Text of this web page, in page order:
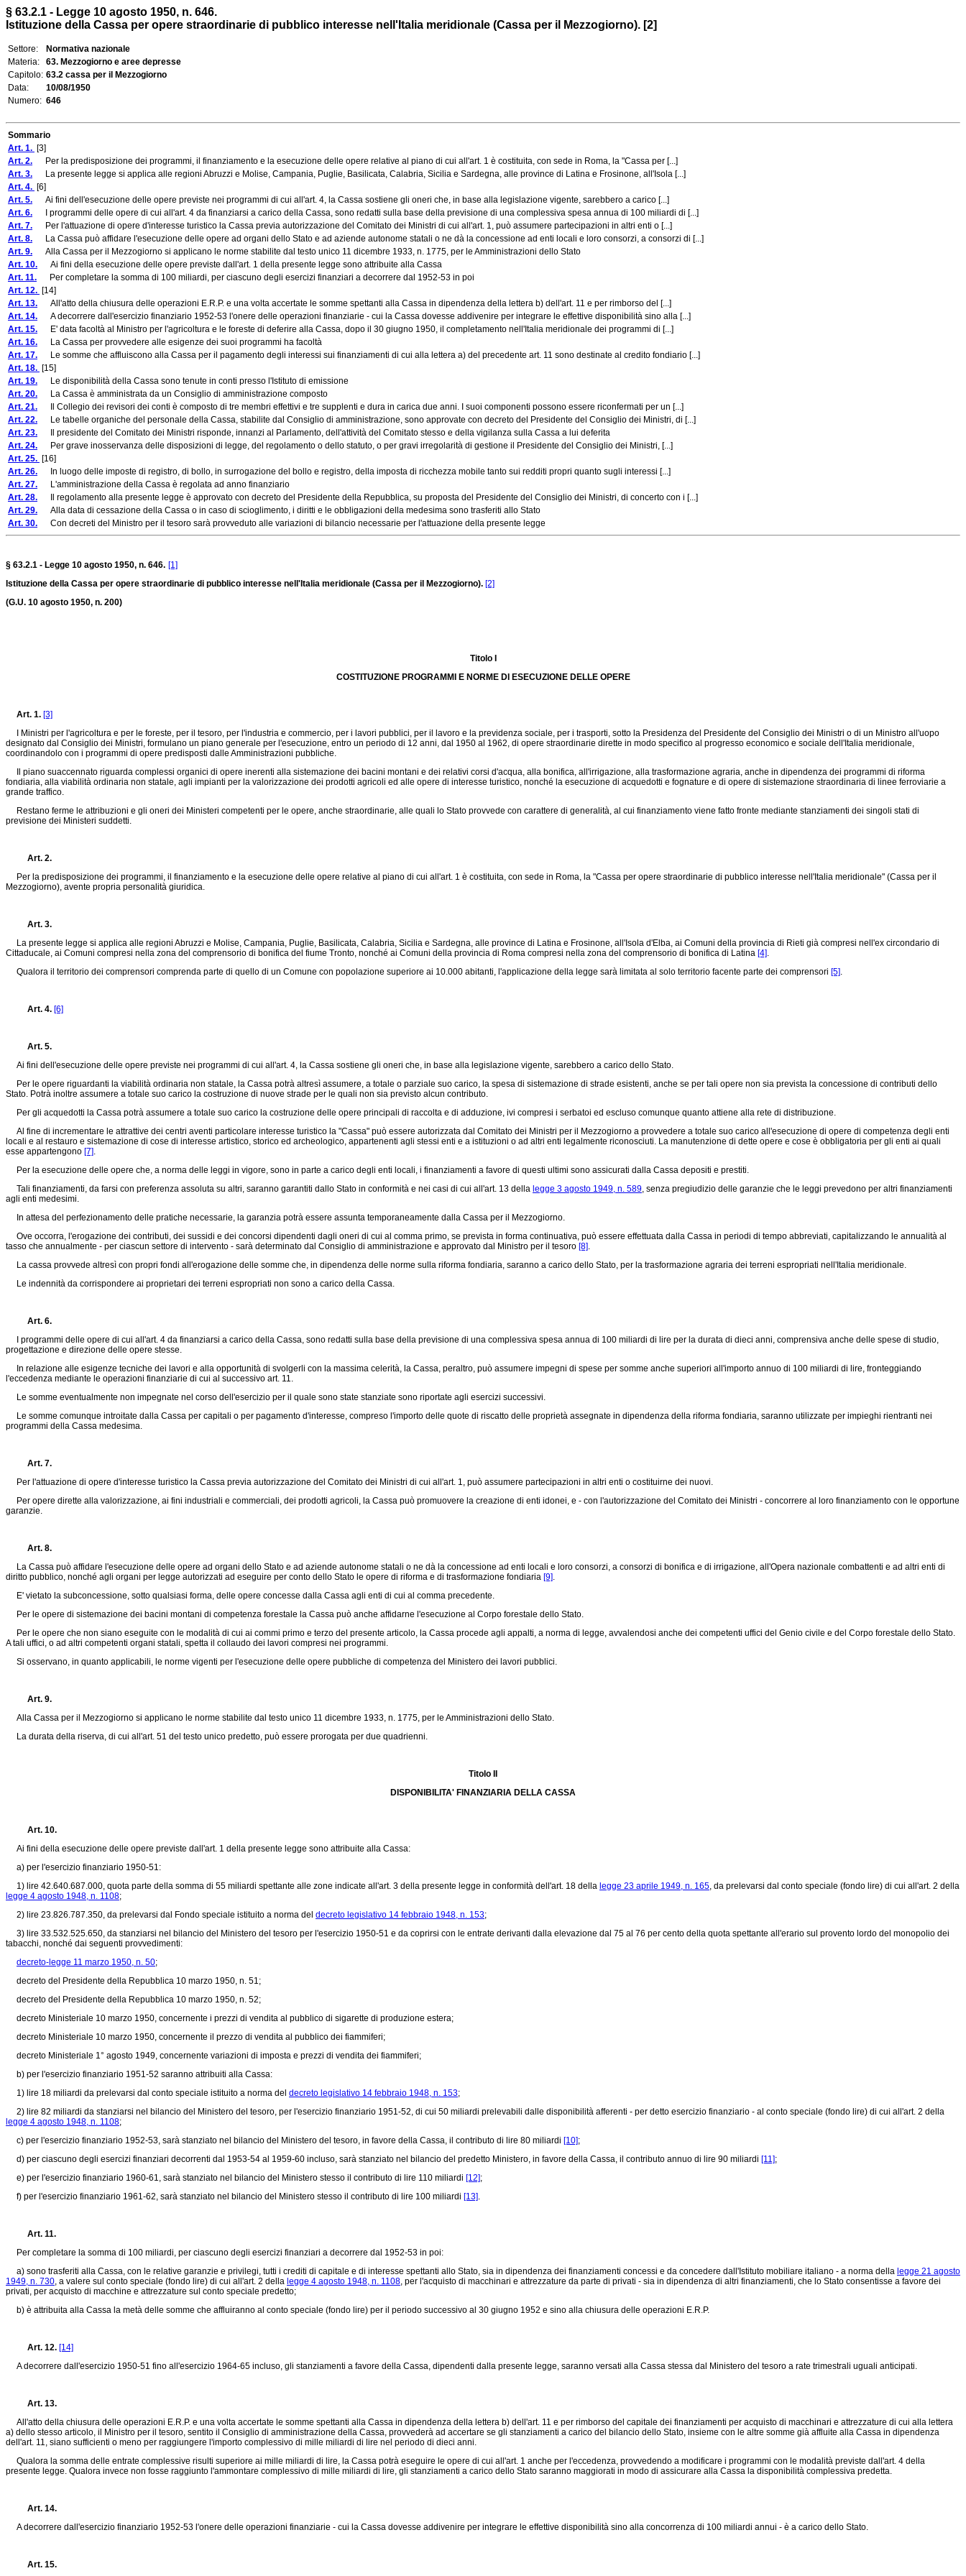
§ 63.2.1 - Legge 10 agosto 1950, n. 646.
Istituzione della Cassa per opere straordinarie di pubblico interesse nell'Italia meridionale (Cassa per il Mezzogiorno). [2]
Settore:
Normativa nazionale
Materia:
63. Mezzogiorno e aree depresse
Capitolo: 63.2 cassa per il Mezzogiorno
Data:
10/08/1950
Numero: 646
Sommario
Art. 1. [3]
Art. 2. Per la predisposizione dei programmi, il finanziamento e la esecuzione delle opere relative al piano di cui all'art. 1 è costituita, con sede in Roma, la "Cassa per [...]
Art. 3. La presente legge si applica alle regioni Abruzzi e Molise, Campania, Puglie, Basilicata, Calabria, Sicilia e Sardegna, alle province di Latina e Frosinone, all'Isola [...]
Art. 4. [6]
Art. 5. Ai fini dell'esecuzione delle opere previste nei programmi di cui all'art. 4, la Cassa sostiene gli oneri che, in base alla legislazione vigente, sarebbero a carico [...]
Art. 6. I programmi delle opere di cui all'art. 4 da finanziarsi a carico della Cassa, sono redatti sulla base della previsione di una complessiva spesa annua di 100 miliardi di [...]
Art. 7. Per l'attuazione di opere d'interesse turistico la Cassa previa autorizzazione del Comitato dei Ministri di cui all'art. 1, può assumere partecipazioni in altri enti o [...]
Art. 8. La Cassa può affidare l'esecuzione delle opere ad organi dello Stato e ad aziende autonome statali o ne dà la concessione ad enti locali e loro consorzi, a consorzi di [...]
Art. 9. Alla Cassa per il Mezzogiorno si applicano le norme stabilite dal testo unico 11 dicembre 1933, n. 1775, per le Amministrazioni dello Stato
Art. 10. Ai fini della esecuzione delle opere previste dall'art. 1 della presente legge sono attribuite alla Cassa
Art. 11. Per completare la somma di 100 miliardi, per ciascuno degli esercizi finanziari a decorrere dal 1952-53 in poi
Art. 12. [14]
Art. 13. All'atto della chiusura delle operazioni E.R.P. e una volta accertate le somme spettanti alla Cassa in dipendenza della lettera b) dell'art. 11 e per rimborso del [...]
Art. 14. A decorrere dall'esercizio finanziario 1952-53 l'onere delle operazioni finanziarie - cui la Cassa dovesse addivenire per integrare le effettive disponibilità sino alla [...]
Art. 15. E' data facoltà al Ministro per l'agricoltura e le foreste di deferire alla Cassa, dopo il 30 giugno 1950, il completamento nell'Italia meridionale dei programmi di [...]
Art. 16. La Cassa per provvedere alle esigenze dei suoi programmi ha facoltà
Art. 17. Le somme che affluiscono alla Cassa per il pagamento degli interessi sui finanziamenti di cui alla lettera a) del precedente art. 11 sono destinate al credito fondiario [...]
Art. 18. [15]
Art. 19. Le disponibilità della Cassa sono tenute in conti presso l'Istituto di emissione
Art. 20. La Cassa è amministrata da un Consiglio di amministrazione composto
Art. 21. Il Collegio dei revisori dei conti è composto di tre membri effettivi e tre supplenti e dura in carica due anni. I suoi componenti possono essere riconfermati per un [...]
Art. 22. Le tabelle organiche del personale della Cassa, stabilite dal Consiglio di amministrazione, sono approvate con decreto del Presidente del Consiglio dei Ministri, di [...]
Art. 23. Il presidente del Comitato dei Ministri risponde, innanzi al Parlamento, dell'attività del Comitato stesso e della vigilanza sulla Cassa a lui deferita
Art. 24. Per grave inosservanza delle disposizioni di legge, del regolamento o dello statuto, o per gravi irregolarità di gestione il Presidente del Consiglio dei Ministri, [...]
Art. 25. [16]
Art. 26. In luogo delle imposte di registro, di bollo, in surrogazione del bollo e registro, della imposta di ricchezza mobile tanto sui redditi propri quanto sugli interessi [...]
Art. 27. L'amministrazione della Cassa è regolata ad anno finanziario
Art. 28. Il regolamento alla presente legge è approvato con decreto del Presidente della Repubblica, su proposta del Presidente del Consiglio dei Ministri, di concerto con i [...]
Art. 29. Alla data di cessazione della Cassa o in caso di scioglimento, i diritti e le obbligazioni della medesima sono trasferiti allo Stato
Art. 30. Con decreti del Ministro per il tesoro sarà provveduto alle variazioni di bilancio necessarie per l'attuazione della presente legge
§ 63.2.1 - Legge 10 agosto 1950, n. 646. [1]
Istituzione della Cassa per opere straordinarie di pubblico interesse nell'Italia meridionale (Cassa per il Mezzogiorno). [2]
(G.U. 10 agosto 1950, n. 200)
Titolo I
COSTITUZIONE PROGRAMMI E NORME DI ESECUZIONE DELLE OPERE
Art. 1. [3]
I Ministri per l'agricoltura e per le foreste, per il tesoro, per l'industria e commercio, per i lavori pubblici, per il lavoro e la previdenza sociale, per i trasporti, sotto la Presidenza del Presidente del Consiglio dei Ministri o di un Ministro all'uopo
designato dal Consiglio dei Ministri, formulano un piano generale per l'esecuzione, entro un periodo di 12 anni, dal 1950 al 1962, di opere straordinarie dirette in modo specifico al progresso economico e sociale dell'Italia meridionale,
coordinandolo con i programmi di opere predisposti dalle Amministrazioni pubbliche.
Il piano suaccennato riguarda complessi organici di opere inerenti alla sistemazione dei bacini montani e dei relativi corsi d'acqua, alla bonifica, all'irrigazione, alla trasformazione agraria, anche in dipendenza dei programmi di riforma
fondiaria, alla viabilità ordinaria non statale, agli impianti per la valorizzazione dei prodotti agricoli ed alle opere di interesse turistico, nonché la esecuzione di acquedotti e fognature e di opere di sistemazione straordinaria di linee ferroviarie a
grande traffico.
Restano ferme le attribuzioni e gli oneri dei Ministeri competenti per le opere, anche straordinarie, alle quali lo Stato provvede con carattere di generalità, al cui finanziamento viene fatto fronte mediante stanziamenti dei singoli stati di
previsione dei Ministeri suddetti.
Art. 2.
Per la predisposizione dei programmi, il finanziamento e la esecuzione delle opere relative al piano di cui all'art. 1 è costituita, con sede in Roma, la "Cassa per opere straordinarie di pubblico interesse nell'Italia meridionale" (Cassa per il
Mezzogiorno), avente propria personalità giuridica.
Art. 3.
La presente legge si applica alle regioni Abruzzi e Molise, Campania, Puglie, Basilicata, Calabria, Sicilia e Sardegna, alle province di Latina e Frosinone, all'Isola d'Elba, ai Comuni della provincia di Rieti già compresi nell'ex circondario di
Cittaducale, ai Comuni compresi nella zona del comprensorio di bonifica del fiume Tronto, nonché ai Comuni della provincia di Roma compresi nella zona del comprensorio di bonifica di Latina [4].
Qualora il territorio dei comprensori comprenda parte di quello di un Comune con popolazione superiore ai 10.000 abitanti, l'applicazione della legge sarà limitata al solo territorio facente parte dei comprensori [5].
Art. 4. [6]
Art. 5.
Ai fini dell'esecuzione delle opere previste nei programmi di cui all'art. 4, la Cassa sostiene gli oneri che, in base alla legislazione vigente, sarebbero a carico dello Stato.
Per le opere riguardanti la viabilità ordinaria non statale, la Cassa potrà altresì assumere, a totale o parziale suo carico, la spesa di sistemazione di strade esistenti, anche se per tali opere non sia prevista la concessione di contributi dello
Stato. Potrà inoltre assumere a totale suo carico la costruzione di nuove strade per le quali non sia previsto alcun contributo.
Per gli acquedotti la Cassa potrà assumere a totale suo carico la costruzione delle opere principali di raccolta e di adduzione, ivi compresi i serbatoi ed escluso comunque quanto attiene alla rete di distribuzione.
Al fine di incrementare le attrattive dei centri aventi particolare interesse turistico la "Cassa" può essere autorizzata dal Comitato dei Ministri per il Mezzogiorno a provvedere a totale suo carico all'esecuzione di opere di competenza degli enti
locali e al restauro e sistemazione di cose di interesse artistico, storico ed archeologico, appartenenti agli stessi enti e a istituzioni o ad altri enti legalmente riconosciuti. La manutenzione di dette opere e cose è obbligatoria per gli enti ai quali
esse appartengono [7].
Per la esecuzione delle opere che, a norma delle leggi in vigore, sono in parte a carico degli enti locali, i finanziamenti a favore di questi ultimi sono assicurati dalla Cassa depositi e prestiti.
Tali finanziamenti, da farsi con preferenza assoluta su altri, saranno garantiti dallo Stato in conformità e nei casi di cui all'art. 13 della legge 3 agosto 1949, n. 589, senza pregiudizio delle garanzie che le leggi prevedono per altri finanziamenti
agli enti medesimi.
In attesa del perfezionamento delle pratiche necessarie, la garanzia potrà essere assunta temporaneamente dalla Cassa per il Mezzogiorno.
Ove occorra, l'erogazione dei contributi, dei sussidi e dei concorsi dipendenti dagli oneri di cui al comma primo, se prevista in forma continuativa, può essere effettuata dalla Cassa in periodi di tempo abbreviati, capitalizzando le annualità al
tasso che annualmente - per ciascun settore di intervento - sarà determinato dal Consiglio di amministrazione e approvato dal Ministro per il tesoro [8].
La cassa provvede altresì con propri fondi all'erogazione delle somme che, in dipendenza delle norme sulla riforma fondiaria, saranno a carico dello Stato, per la trasformazione agraria dei terreni espropriati nell'Italia meridionale.
Le indennità da corrispondere ai proprietari dei terreni espropriati non sono a carico della Cassa.
Art. 6.
I programmi delle opere di cui all'art. 4 da finanziarsi a carico della Cassa, sono redatti sulla base della previsione di una complessiva spesa annua di 100 miliardi di lire per la durata di dieci anni, comprensiva anche delle spese di studio,
progettazione e direzione delle opere stesse.
In relazione alle esigenze tecniche dei lavori e alla opportunità di svolgerli con la massima celerità, la Cassa, peraltro, può assumere impegni di spese per somme anche superiori all'importo annuo di 100 miliardi di lire, fronteggiando
l'eccedenza mediante le operazioni finanziarie di cui al successivo art. 11.
Le somme eventualmente non impegnate nel corso dell'esercizio per il quale sono state stanziate sono riportate agli esercizi successivi.
Le somme comunque introitate dalla Cassa per capitali o per pagamento d'interesse, compreso l'importo delle quote di riscatto delle proprietà assegnate in dipendenza della riforma fondiaria, saranno utilizzate per impieghi rientranti nei
programmi della Cassa medesima.
Art. 7.
Per l'attuazione di opere d'interesse turistico la Cassa previa autorizzazione del Comitato dei Ministri di cui all'art. 1, può assumere partecipazioni in altri enti o costituirne dei nuovi.
Per opere dirette alla valorizzazione, ai fini industriali e commerciali, dei prodotti agricoli, la Cassa può promuovere la creazione di enti idonei, e - con l'autorizzazione del Comitato dei Ministri - concorrere al loro finanziamento con le opportune
garanzie.
Art. 8.
La Cassa può affidare l'esecuzione delle opere ad organi dello Stato e ad aziende autonome statali o ne dà la concessione ad enti locali e loro consorzi, a consorzi di bonifica e di irrigazione, all'Opera nazionale combattenti e ad altri enti di
diritto pubblico, nonché agli organi per legge autorizzati ad eseguire per conto dello Stato le opere di riforma e di trasformazione fondiaria [9].
E' vietato la subconcessione, sotto qualsiasi forma, delle opere concesse dalla Cassa agli enti di cui al comma precedente.
Per le opere di sistemazione dei bacini montani di competenza forestale la Cassa può anche affidarne l'esecuzione al Corpo forestale dello Stato.
Per le opere che non siano eseguite con le modalità di cui ai commi primo e terzo del presente articolo, la Cassa procede agli appalti, a norma di legge, avvalendosi anche dei competenti uffici del Genio civile e del Corpo forestale dello Stato.
A tali uffici, o ad altri competenti organi statali, spetta il collaudo dei lavori compresi nei programmi.
Si osservano, in quanto applicabili, le norme vigenti per l'esecuzione delle opere pubbliche di competenza del Ministero dei lavori pubblici.
Art. 9.
Alla Cassa per il Mezzogiorno si applicano le norme stabilite dal testo unico 11 dicembre 1933, n. 1775, per le Amministrazioni dello Stato.
La durata della riserva, di cui all'art. 51 del testo unico predetto, può essere prorogata per due quadrienni.
Titolo II
DISPONIBILITA' FINANZIARIA DELLA CASSA
Art. 10.
Ai fini della esecuzione delle opere previste dall'art. 1 della presente legge sono attribuite alla Cassa:
a) per l'esercizio finanziario 1950-51:
1) lire 42.640.687.000, quota parte della somma di 55 miliardi spettante alle zone indicate all'art. 3 della presente legge in conformità dell'art. 18 della legge 23 aprile 1949, n. 165, da prelevarsi dal conto speciale (fondo lire) di cui all'art. 2 della
legge 4 agosto 1948, n. 1108;
2) lire 23.826.787.350, da prelevarsi dal Fondo speciale istituito a norma del decreto legislativo 14 febbraio 1948, n. 153;
3) lire 33.532.525.650, da stanziarsi nel bilancio del Ministero del tesoro per l'esercizio 1950-51 e da coprirsi con le entrate derivanti dalla elevazione dal 75 al 76 per cento della quota spettante all'erario sul provento lordo del monopolio dei
tabacchi, nonché dai seguenti provvedimenti:
decreto-legge 11 marzo 1950, n. 50;
decreto del Presidente della Repubblica 10 marzo 1950, n. 51;
decreto del Presidente della Repubblica 10 marzo 1950, n. 52;
decreto Ministeriale 10 marzo 1950, concernente i prezzi di vendita al pubblico di sigarette di produzione estera;
decreto Ministeriale 10 marzo 1950, concernente il prezzo di vendita al pubblico dei fiammiferi;
decreto Ministeriale 1° agosto 1949, concernente variazioni di imposta e prezzi di vendita dei fiammiferi;
b) per l'esercizio finanziario 1951-52 saranno attribuiti alla Cassa:
1) lire 18 miliardi da prelevarsi dal conto speciale istituito a norma del decreto legislativo 14 febbraio 1948, n. 153;
2) lire 82 miliardi da stanziarsi nel bilancio del Ministero del tesoro, per l'esercizio finanziario 1951-52, di cui 50 miliardi prelevabili dalle disponibilità afferenti - per detto esercizio finanziario - al conto speciale (fondo lire) di cui all'art. 2 della
legge 4 agosto 1948, n. 1108;
c) per l'esercizio finanziario 1952-53, sarà stanziato nel bilancio del Ministero del tesoro, in favore della Cassa, il contributo di lire 80 miliardi [10];
d) per ciascuno degli esercizi finanziari decorrenti dal 1953-54 al 1959-60 incluso, sarà stanziato nel bilancio del predetto Ministero, in favore della Cassa, il contributo annuo di lire 90 miliardi [11];
e) per l'esercizio finanziario 1960-61, sarà stanziato nel bilancio del Ministero stesso il contributo di lire 110 miliardi [12];
f) per l'esercizio finanziario 1961-62, sarà stanziato nel bilancio del Ministero stesso il contributo di lire 100 miliardi [13].
Art. 11.
Per completare la somma di 100 miliardi, per ciascuno degli esercizi finanziari a decorrere dal 1952-53 in poi:
a) sono trasferiti alla Cassa, con le relative garanzie e privilegi, tutti i crediti di capitale e di interesse spettanti allo Stato, sia in dipendenza dei finanziamenti concessi e da concedere dall'Istituto mobiliare italiano - a norma della legge 21 agosto
1949, n. 730, a valere sul conto speciale (fondo lire) di cui all'art. 2 della legge 4 agosto 1948, n. 1108, per l'acquisto di macchinari e attrezzature da parte di privati - sia in dipendenza di altri finanziamenti, che lo Stato consentisse a favore dei
privati, per acquisto di macchine e attrezzature sul conto speciale predetto;
b) è attribuita alla Cassa la metà delle somme che affluiranno al conto speciale (fondo lire) per il periodo successivo al 30 giugno 1952 e sino alla chiusura delle operazioni E.R.P.
Art. 12. [14]
A decorrere dall'esercizio 1950-51 fino all'esercizio 1964-65 incluso, gli stanziamenti a favore della Cassa, dipendenti dalla presente legge, saranno versati alla Cassa stessa dal Ministero del tesoro a rate trimestrali uguali anticipati.
Art. 13.
All'atto della chiusura delle operazioni E.R.P. e una volta accertate le somme spettanti alla Cassa in dipendenza della lettera b) dell'art. 11 e per rimborso del capitale dei finanziamenti per acquisto di macchinari e attrezzature di cui alla lettera
a) dello stesso articolo, il Ministro per il tesoro, sentito il Consiglio di amministrazione della Cassa, provvederà ad accertare se gli stanziamenti a carico del bilancio dello Stato, insieme con le altre somme già affluite alla Cassa in dipendenza
dell'art. 11, siano sufficienti o meno per raggiungere l'importo complessivo di mille miliardi di lire nel periodo di dieci anni.
Qualora la somma delle entrate complessive risulti superiore ai mille miliardi di lire, la Cassa potrà eseguire le opere di cui all'art. 1 anche per l'eccedenza, provvedendo a modificare i programmi con le modalità previste dall'art. 4 della
presente legge. Qualora invece non fosse raggiunto l'ammontare complessivo di mille miliardi di lire, gli stanziamenti a carico dello Stato saranno maggiorati in modo di assicurare alla Cassa la disponibilità complessiva predetta.
Art. 14.
A decorrere dall'esercizio finanziario 1952-53 l'onere delle operazioni finanziarie - cui la Cassa dovesse addivenire per integrare le effettive disponibilità sino alla concorrenza di 100 miliardi annui - è a carico dello Stato.
Art. 15.